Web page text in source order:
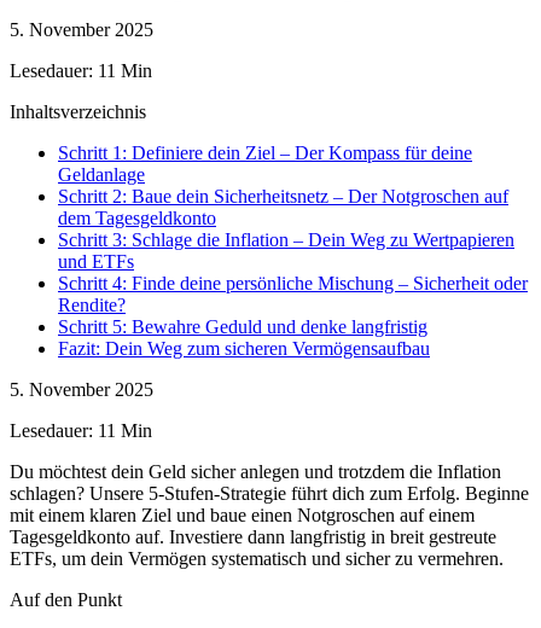
5. November 2025
Lesedauer: 11 Min
Inhaltsverzeichnis
Schritt 1: Definiere dein Ziel – Der Kompass für deine
Geldanlage
Schritt 2: Baue dein Sicherheitsnetz – Der Notgroschen auf
dem Tagesgeldkonto
Schritt 3: Schlage die Inflation – Dein Weg zu Wertpapieren
und ETFs
Schritt 4: Finde deine persönliche Mischung – Sicherheit oder
Rendite?
Schritt 5: Bewahre Geduld und denke langfristig
Fazit: Dein Weg zum sicheren Vermögensaufbau
5. November 2025
Lesedauer: 11 Min
Du möchtest dein Geld sicher anlegen und trotzdem die Inflation
schlagen? Unsere 5-Stufen-Strategie führt dich zum Erfolg. Beginne
mit einem klaren Ziel und baue einen Notgroschen auf einem
Tagesgeldkonto auf. Investiere dann langfristig in breit gestreute
ETFs, um dein Vermögen systematisch und sicher zu vermehren.
Auf den Punkt